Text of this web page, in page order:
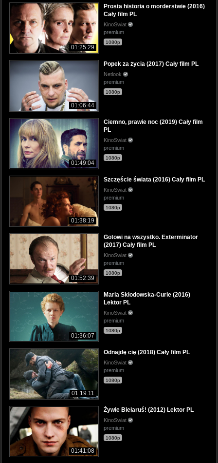
01:25:29
Prosta historia o morderstwie (2016)
Cały film PL
KinoSwiat
premium
1080p
01:06:44
Popek za życia (2017) Cały film PL
Netlook
premium
1080p
01:49:04
Ciemno, prawie noc (2019) Cały film
PL
KinoSwiat
premium
1080p
01:38:19
Szczęście świata (2016) Cały film PL
KinoSwiat
premium
1080p
01:52:39
Gotowi na wszystko. Exterminator
(2017) Cały film PL
KinoSwiat
premium
1080p
01:36:07
Maria Skłodowska-Curie (2016)
Lektor PL
KinoSwiat
premium
1080p
01:19:11
Odnajdę cię (2018) Cały film PL
KinoSwiat
premium
1080p
01:41:08
Żywie Biełaruś! (2012) Lektor PL
KinoSwiat
premium
1080p